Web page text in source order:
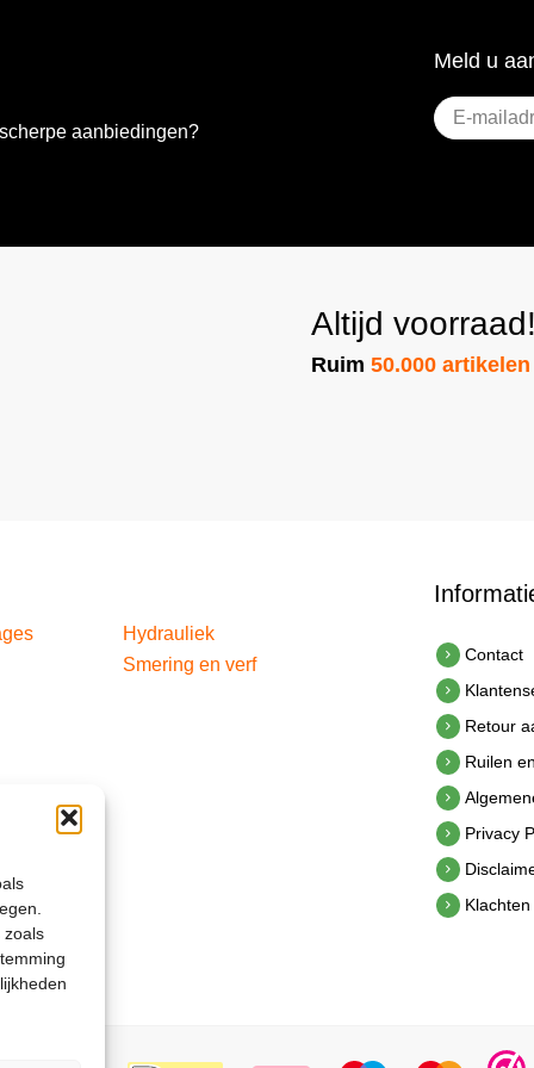
zoals
aanbiedingen?
Meld u
E-
mailadres
Altijd
Ruim50.000 artikelen
Hydrauliek
Smering en verf
Contact
Retour
Ruilen
Privacy
Klachten